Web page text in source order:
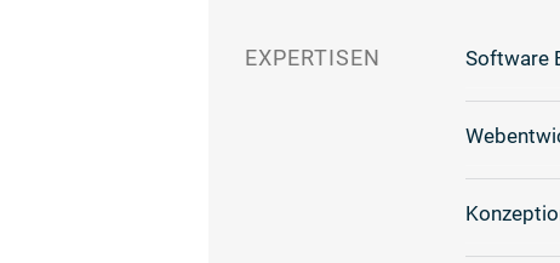
EXPERTISEN Software